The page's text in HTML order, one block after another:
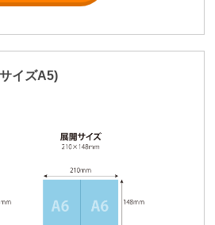
イズA5)